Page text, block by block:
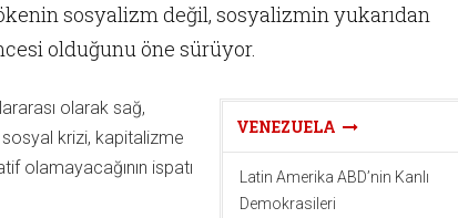
sosyalizm değil, sosyalizmin yukarıdan
olduğunu öne sürüyor.
VENEZUELA
Latin Amerika ABD’nin Kanlı
Demokrasileri
olarak sağ,
krizi, kapitalizme
olamayacağının ispatı